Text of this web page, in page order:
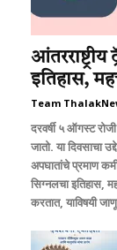
इतिहास,
Team
दरवर्षी ५ ऑगस्ट
जातो. या दिवसाचा
अपघातांचे प्रमाण
सिग्नलचा इतिहास,
करतात, याविषयी